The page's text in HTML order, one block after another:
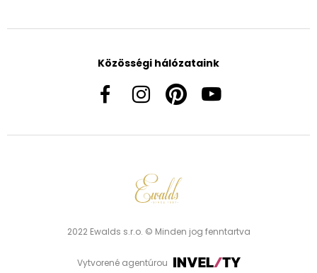
Közösségi hálózataink
2022 Ewalds s.r.o. © Minden jog fenntartva
Vytvorené agentúrou